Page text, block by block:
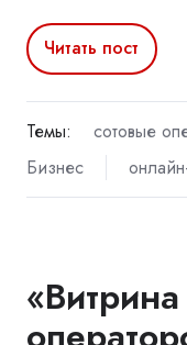
Читать пост
Темы: сотовые
Бизнес